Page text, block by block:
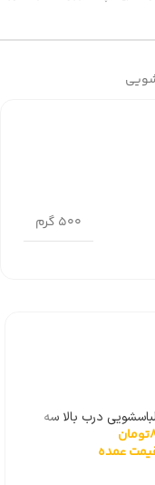
500 گرم
درب بالا سه
تومان
عمده